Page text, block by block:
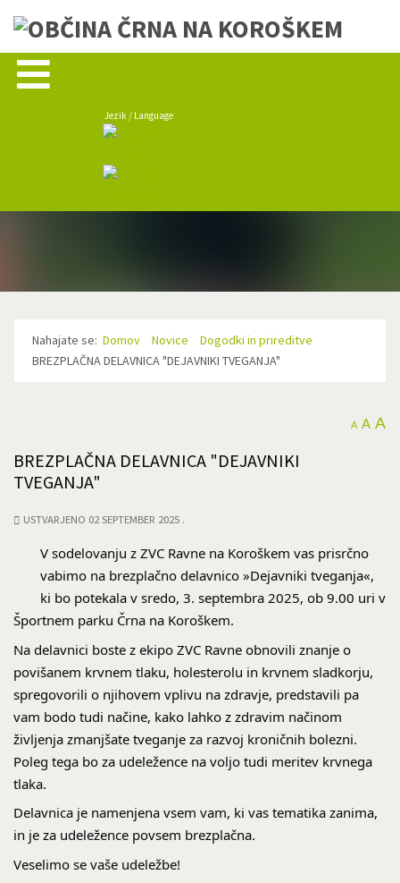
Jezik / Language
Nahajate se: Domov Novice
Dogodki in prireditve
BREZPLAČNA DELAVNICA "DEJAVNIKI TVEGANJA"
A A A
BREZPLAČNA DELAVNICA "DEJAVNIKI
TVEGANJA"
USTVARJENO 02 SEPTEMBER 2025
V sodelovanju z ZVC Ravne na Koroškem vas prisrčno
vabimo na brezplačno delavnico »Dejavniki tveganja«,
ki bo potekala v sredo, 3. septembra 2025, ob 9.00 uri v
Športnem parku Črna na Koroškem.
Na delavnici boste z ekipo ZVC Ravne obnovili znanje o
povišanem krvnem tlaku, holesterolu in krvnem sladkorju,
spregovorili o njihovem vplivu na zdravje, predstavili pa
vam bodo tudi načine, kako lahko z zdravim načinom
življenja zmanjšate tveganje za razvoj kroničnih bolezni.
Poleg tega bo za udeležence na voljo tudi meritev krvnega
tlaka.
Delavnica je namenjena vsem vam, ki vas tematika zanima,
in je za udeležence povsem brezplačna.
Veselimo se vaše udeležbe!